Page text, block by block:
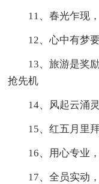
11、春光乍现
12、心中有梦
13、旅游是奖
抢先机
14、风起云涌
15、红五月里
16、用心专业
17、全员实动